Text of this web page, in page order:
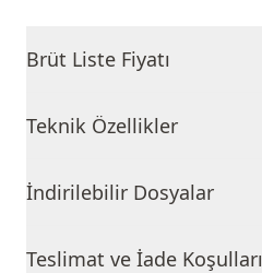
Brüt Liste Fiyatı
Teknik Özellikler
İndirilebilir Dosyalar
Teslimat ve İade Koşulları